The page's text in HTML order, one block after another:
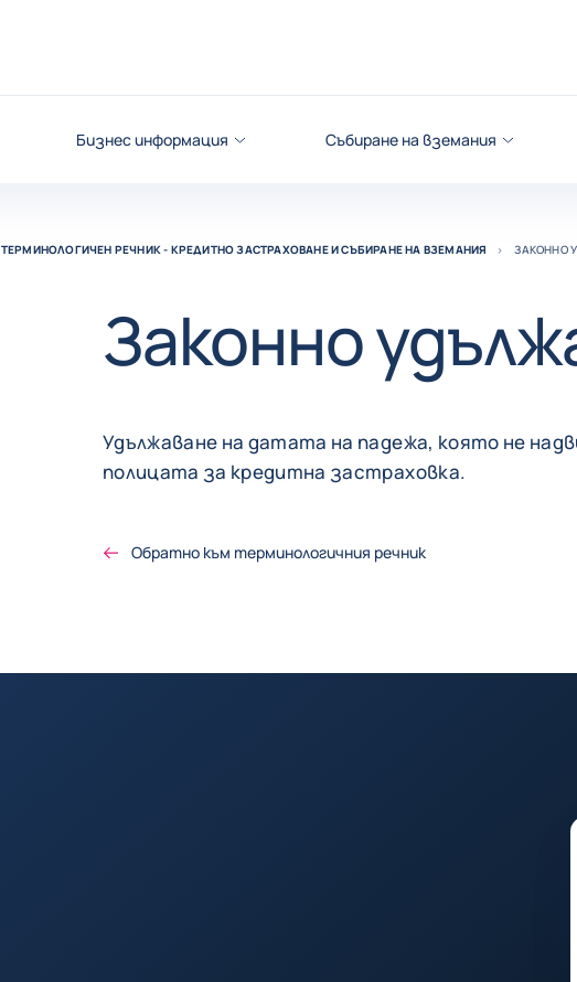
Бизнес информация Събиране на вземания
ТЕРМИНОЛОГИЧЕН РЕЧНИК - КРЕДИТНО ЗАСТРАХОВАНЕ И СЪБИРАНЕ НА ВЗЕМАНИЯ ЗАКОННО
Законно
Удължаване на датата на падежа, която не
полицата за кредитна застраховка.
Обратно към терминологичния речник